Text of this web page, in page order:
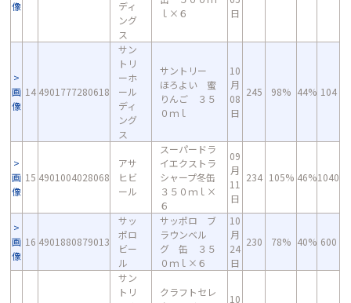
像
ディ
ング
ス
ｌ×６
日
画
像
14 4901777280618
サン
トリ
ーホ
ール
ディ
ング
ス
サントリー
ほろよい 蜜
りんご ３５
０ｍｌ
10
月
08
日
245 98% 44% 104
画
像
15 4901004028068
アサ
ヒビ
ール
スーパードラ
イエクストラ
シャープ冬缶
３５０ｍｌ×
６
09
月
11
日
234 105% 46%1040
画
像
16 4901880879013
サッ
ポロ
ビー
ル
サッポロ ブ
ラウンベル
グ 缶 ３５
０ｍｌ×６
10
月
24
日
230 78% 40% 600
サン
トリ
クラフトセレ
10